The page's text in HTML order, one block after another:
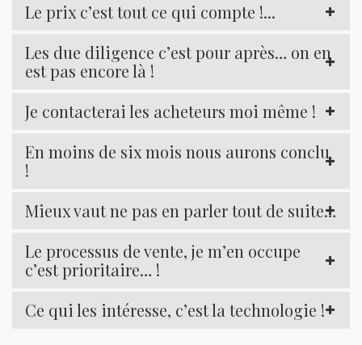
Le prix c’est tout ce qui compte !...
Les due diligence c’est pour après… on en
est pas encore là !
Je contacterai les acheteurs moi même !
En moins de six mois nous aurons conclu
!
Mieux vaut ne pas en parler tout de suite…
Le processus de vente, je m’en occupe
c’est prioritaire… !
Ce qui les intéresse, c’est la technologie !